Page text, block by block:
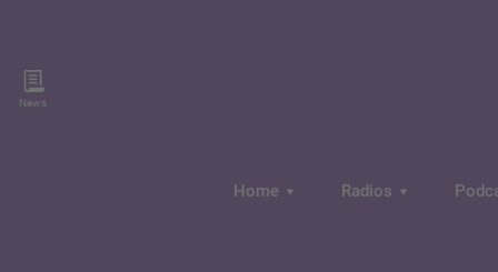
News
Home Radios